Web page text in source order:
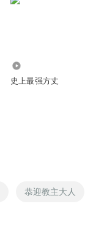
史上最强方丈
恭迎教主大人